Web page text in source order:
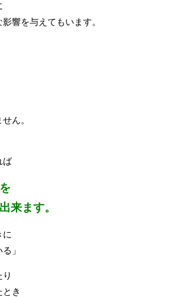
響を与えてもいます。
ん。
ば
来ます。
に
」
り
き